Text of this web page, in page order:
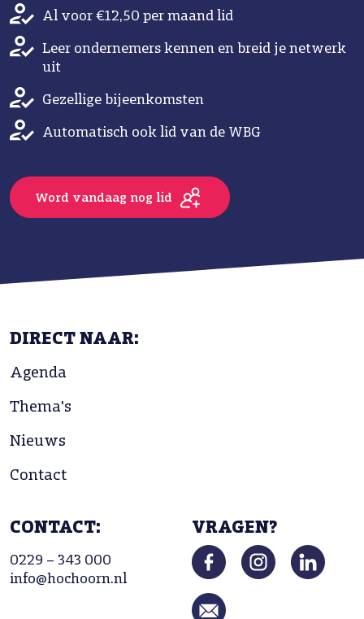
Al voor €12,50 per maand lid
Leer ondernemers kennen en breid je netwerk
uit
Gezellige bijeenkomsten
Automatisch ook lid van de WBG
Word vandaag nog lid
DIRECT NAAR:
Agenda
Thema's
Nieuws
Contact
CONTACT:
0229 – 343 000
info@hochoorn.nl
VRAGEN?